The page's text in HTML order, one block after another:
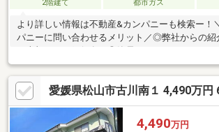
2階建て 都市ガス
より詳しい情報は不動産&カンパニーも検索ー！
パニーに問い合わせるメリット／◎弊社からの紹
追加工事の提案と価格に自信があります！◎金額
む買い方教えます！◎他社掲載の物件も含んでご
能！物件を比較できます！◎楽しい！ってよく言
社のHPにも書ききれない情報公開しております
ちらもご覧ください
愛媛県松山市古川南１ 4,490万円
4,490万円